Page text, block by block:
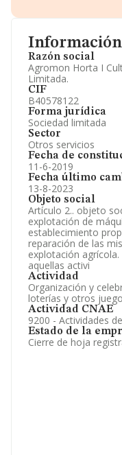
Razón social
Agromon Horta I
Limitada.
CIF
B40578122
Forma jurídica
Sociedad limitada
Sector
Otros servicios
Fecha de
11-6-2019
Fecha último
13-8-2023
Objeto social
Artículo 2.. objeto
explotación de
establecimiento
reparación de las
explotación
aquellas activi
Actividad
Organización y
loterías y otros
Actividad CNAE
9200 - Actividades
Estado de la
Cierre de hoja
Información